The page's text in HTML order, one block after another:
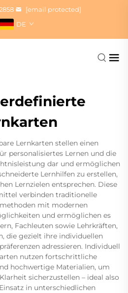
[email protected]
DE
Lernkarten stellen einen
personalisiertes Lernen und die
dar und ermöglichen
Lernhilfen zu erstellen,
Lernzielen entsprechen. Diese
verbinden traditionelle
mit modernen
und ermöglichen es
Fachleuten sowie Lehrkräften,
die gezielt ihre individuellen
adressieren. Individuell
nutzen fortschrittliche
hochwertige Materialien, um
sicherzustellen – ideal also
in unterschiedlichen